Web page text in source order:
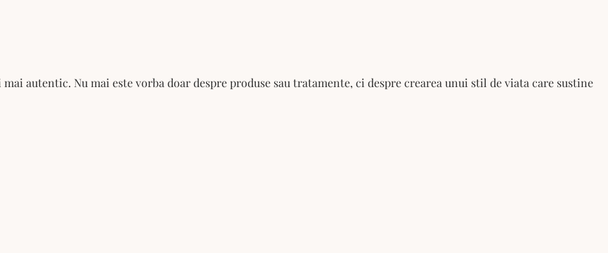
autentic. Nu mai este vorba doar despre produse sau tratamente, ci despre crearea unui stil de viata care sustine